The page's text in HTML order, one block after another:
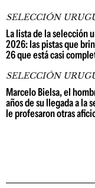
SELECCIÓN
La lista de la selección
2026: las pistas que
26 que está casi
SELECCIÓN
Marcelo Bielsa, el
años de su llegada a la
le profesaron otras